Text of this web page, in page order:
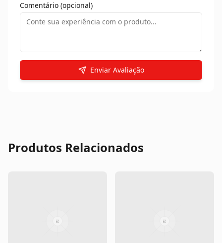
Comentário (opcional)
Enviar Avaliação
Produtos Relacionados